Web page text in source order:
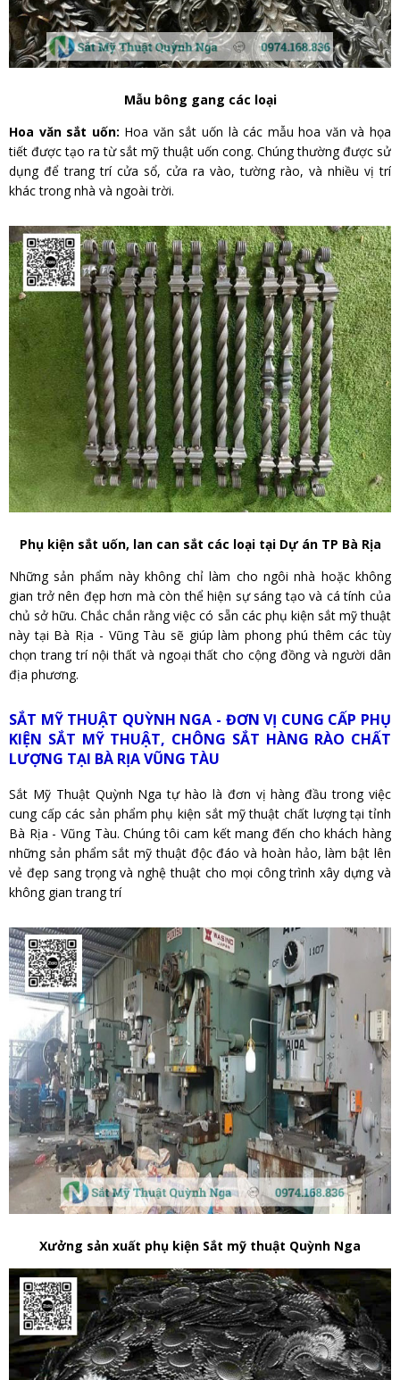
Mẫu bông gang các loại
Hoa văn sắt uốn: Hoa văn sắt uốn là các mẫu hoa văn và họa
tiết được tạo ra từ sắt mỹ thuật uốn cong. Chúng thường được sử
dụng để trang trí cửa sổ, cửa ra vào, tường rào, và nhiều vị trí
khác trong nhà và ngoài trời.
Phụ kiện sắt uốn, lan can sắt các loại tại Dự án TP Bà Rịa
Những sản phẩm này không chỉ làm cho ngôi nhà hoặc không
gian trở nên đẹp hơn mà còn thể hiện sự sáng tạo và cá tính của
chủ sở hữu. Chắc chắn rằng việc có sẵn các phụ kiện sắt mỹ thuật
này tại Bà Rịa - Vũng Tàu sẽ giúp làm phong phú thêm các tùy
chọn trang trí nội thất và ngoại thất cho cộng đồng và người dân
địa phương.
SẮT MỸ THUẬT QUỲNH NGA - ĐƠN VỊ CUNG CẤP PHỤ
KIỆN SẮT MỸ THUẬT, CHÔNG SẮT HÀNG RÀO CHẤT
LƯỢNG TẠI BÀ RỊA VŨNG TÀU
Sắt Mỹ Thuật Quỳnh Nga tự hào là đơn vị hàng đầu trong việc
cung cấp các sản phẩm phụ kiện sắt mỹ thuật chất lượng tại tỉnh
Bà Rịa - Vũng Tàu. Chúng tôi cam kết mang đến cho khách hàng
những sản phẩm sắt mỹ thuật độc đáo và hoàn hảo, làm bật lên
vẻ đẹp sang trọng và nghệ thuật cho mọi công trình xây dựng và
không gian trang trí
Xưởng sản xuất phụ kiện Sắt mỹ thuật Quỳnh Nga